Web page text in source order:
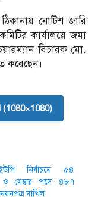
নোটিশ জারি
কার্যালয়ে জমা
বিচারক মো.
ক‌রেছেন।
নির্বাচনে ৫৪
ও মেম্বার পদে ৪৮৭
দাখিল